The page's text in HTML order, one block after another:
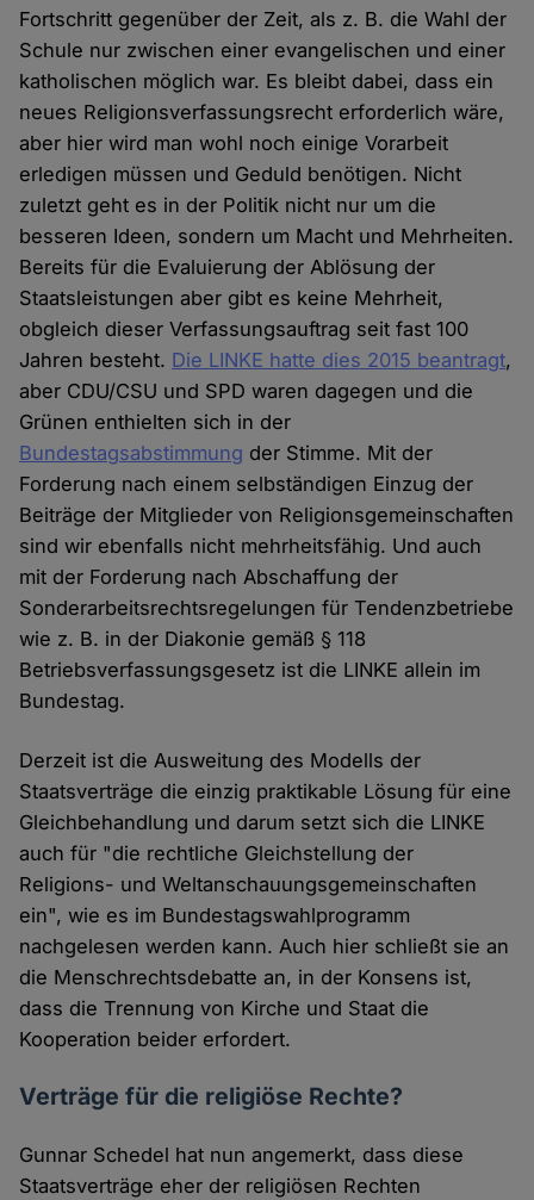
Fortschritt gegenüber der Zeit, als z. B. die Wahl der
Schule nur zwischen einer evangelischen und einer
katholischen möglich war. Es bleibt dabei, dass ein
neues Religionsverfassungsrecht erforderlich wäre,
aber hier wird man wohl noch einige Vorarbeit
erledigen müssen und Geduld benötigen. Nicht
zuletzt geht es in der Politik nicht nur um die
besseren Ideen, sondern um Macht und Mehrheiten.
Bereits für die Evaluierung der Ablösung der
Staatsleistungen aber gibt es keine Mehrheit,
obgleich dieser Verfassungsauftrag seit fast 100
Jahren besteht. Die LINKE hatte dies 2015 beantragt,
aber CDU/CSU und SPD waren dagegen und die
Grünen enthielten sich in der
Bundestagsabstimmung der Stimme. Mit der
Forderung nach einem selbständigen Einzug der
Beiträge der Mitglieder von Religionsgemeinschaften
sind wir ebenfalls nicht mehrheitsfähig. Und auch
mit der Forderung nach Abschaffung der
Sonderarbeitsrechtsregelungen für Tendenzbetriebe
wie z. B. in der Diakonie gemäß § 118
Betriebsverfassungsgesetz ist die LINKE allein im
Bundestag.
Derzeit ist die Ausweitung des Modells der
Staatsverträge die einzig praktikable Lösung für eine
Gleichbehandlung und darum setzt sich die LINKE
auch für "die rechtliche Gleichstellung der
Religions- und Weltanschauungsgemeinschaften
ein", wie es im Bundestagswahlprogramm
nachgelesen werden kann. Auch hier schließt sie an
die Menschrechtsdebatte an, in der Konsens ist,
dass die Trennung von Kirche und Staat die
Kooperation beider erfordert.
Verträge für die religiöse Rechte?
Gunnar Schedel hat nun angemerkt, dass diese
Staatsverträge eher der religiösen Rechten